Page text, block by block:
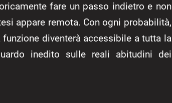
fare un passo indietro e non
appare remota. Con ogni probabilità,
diventerà accessibile a tutta la
inedito sulle reali abitudini dei